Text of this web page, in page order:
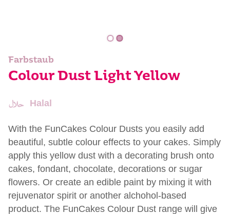
Farbstaub
Colour Dust Light Yellow
Halal
With the FunCakes Colour Dusts you easily add
beautiful, subtle colour effects to your cakes. Simply
apply this yellow dust with a decorating brush onto
cakes, fondant, chocolate, decorations or sugar
flowers. Or create an edible paint by mixing it with
rejuvenator spirit or another alchohol-based
product. The FunCakes Colour Dust range will give